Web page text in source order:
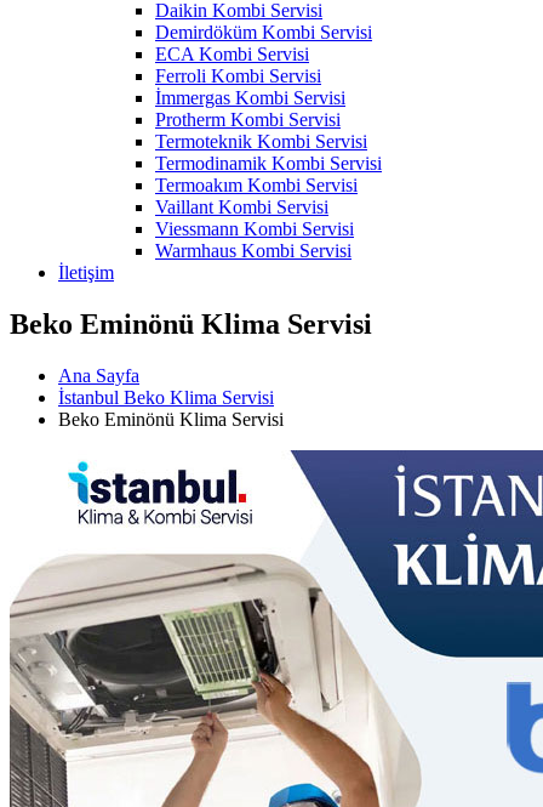
Daikin Kombi Servisi
Demirdöküm Kombi Servisi
ECA Kombi Servisi
Ferroli Kombi Servisi
İmmergas Kombi Servisi
Protherm Kombi Servisi
Termoteknik Kombi Servisi
Termodinamik Kombi Servisi
Termoakım Kombi Servisi
Vaillant Kombi Servisi
Viessmann Kombi Servisi
Warmhaus Kombi Servisi
İletişim
Beko Eminönü Klima Servisi
Ana Sayfa
İstanbul Beko Klima Servisi
Beko Eminönü Klima Servisi